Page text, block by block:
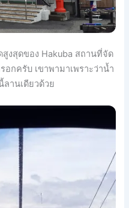
สูงสุดของ Hakuba สถานที่จัด
อกครับ เขาพามาเพราะว่าน้ำ
านเดียวด้วย